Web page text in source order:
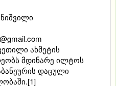
ახმეტის
მდინარე ილტოს
დაცული